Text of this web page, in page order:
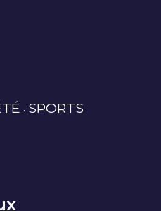
SPORTS